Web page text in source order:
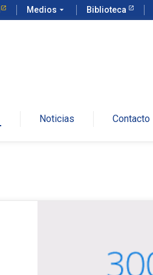
Medios arrow_drop_down Biblioteca
Noticias Contacto